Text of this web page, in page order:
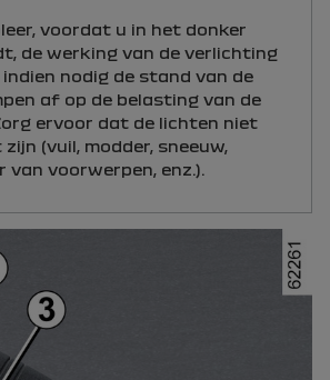
voordat u in het donker
de werking van de verlichting
nodig de stand van de
af op de belasting van de
ervoor dat de lichten niet
(vuil, modder, sneeuw,
van voorwerpen, enz.).